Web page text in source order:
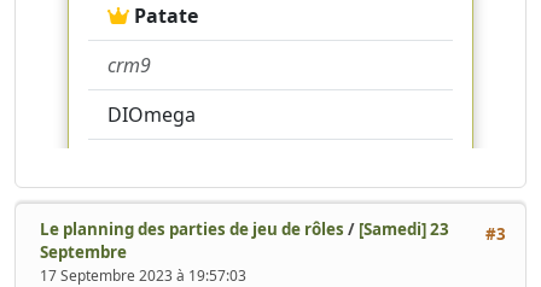
#3
Le planning des parties de jeu de rôles / [Samedi] 23
Septembre
17 Septembre 2023 à 19:57:03